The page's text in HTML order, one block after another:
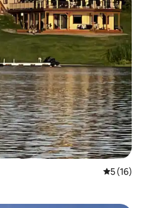
5 (16)